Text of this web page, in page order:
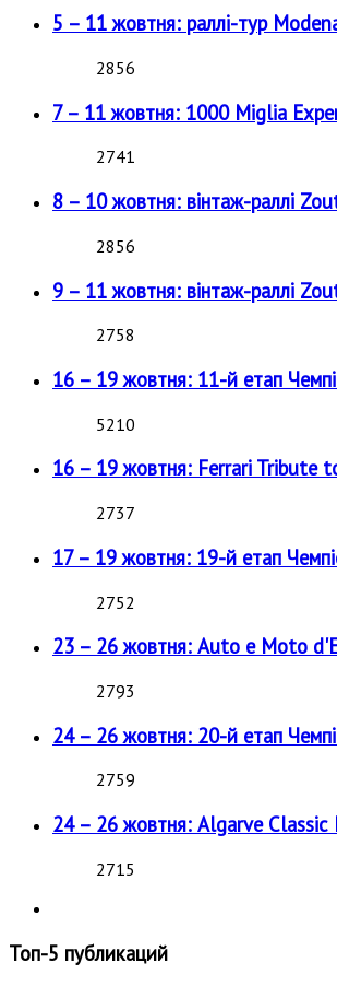
5 – 11 жовтня: раллі-тур
2856
7 – 11 жовтня: 1000 Miglia
2741
8 – 10 жовтня: вінтаж-раллі
2856
9 – 11 жовтня: вінтаж-раллі
2758
16 – 19 жовтня: 11-й етап
5210
16 – 19 жовтня: Ferrari Tribute
2737
17 – 19 жовтня: 19-й етап
2752
23 – 26 жовтня: Auto e Moto
2793
24 – 26 жовтня: 20-й етап
2759
24 – 26 жовтня: Algarve
2715
Топ-5 публикаций